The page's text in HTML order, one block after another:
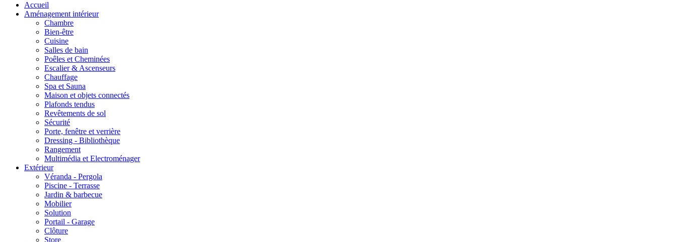
Accueil
Aménagement intérieur
Chambre
Bien-être
Cuisine
Salles de bain
Poêles et Cheminées
Escalier & Ascenseurs
Chauffage
Spa et Sauna
Maison et objets connectés
Plafonds tendus
Revêtements de sol
Sécurité
Porte, fenêtre et verrière
Dressing - Bibliothèque
Rangement
Multimédia et Electroménager
Extérieur
Véranda - Pergola
Piscine - Terrasse
Jardin & barbecue
Mobilier
Solution
Portail - Garage
Clôture
Store